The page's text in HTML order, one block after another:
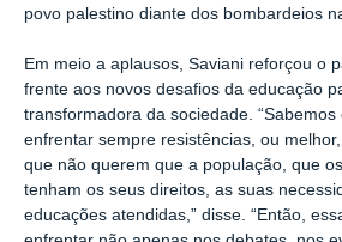
povo palestino diante dos bombardeios
Em meio a aplausos, Saviani reforçou o
frente aos novos desafios da educação
transformadora da sociedade.
enfrentar sempre resistências, ou
que não querem que a população, que
tenham os seus direitos, as suas
educações atendidas,” disse. “Então,